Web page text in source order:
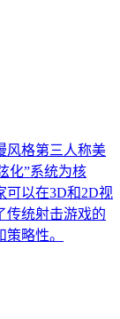
风格第三人称美
化”系统为核
可以在3D和2D视
传统射击游戏的
略性。